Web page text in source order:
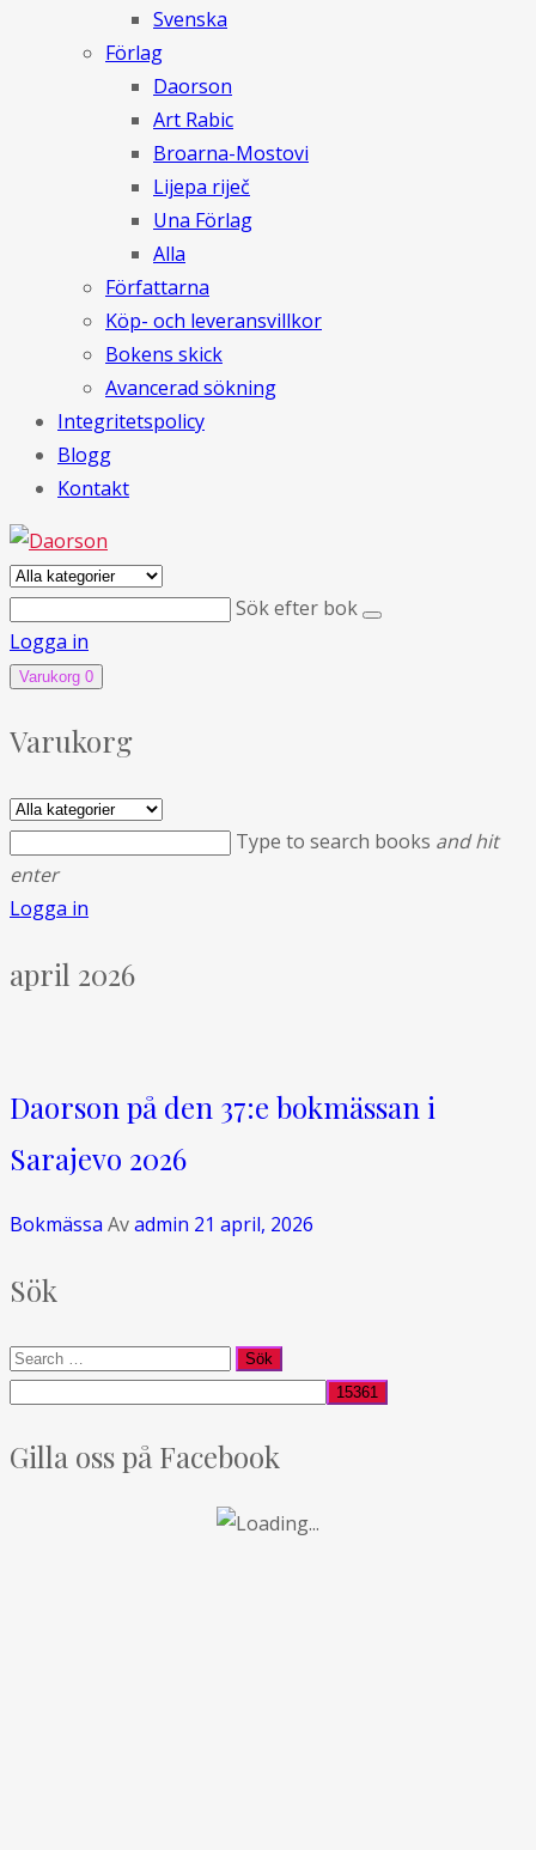
Svenska
Förlag
Daorson
Art Rabic
Broarna-Mostovi
Lijepa riječ
Una Förlag
Alla
Författarna
Köp- och leveransvillkor
Bokens skick
Avancerad sökning
Integritetspolicy
Blogg
Kontakt
Sök efter bok
Logga in
Varukorg 0
Varukorg
Type to search books and hit
enter
Logga in
april 2026
Daorson på den 37:e bokmässan i
Sarajevo 2026
Bokmässa Avadmin 21 april, 2026
Sök
Gilla oss på Facebook